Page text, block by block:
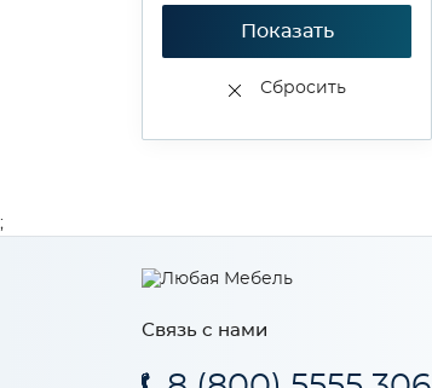
Показать
Сбросить
Связь с нами
;